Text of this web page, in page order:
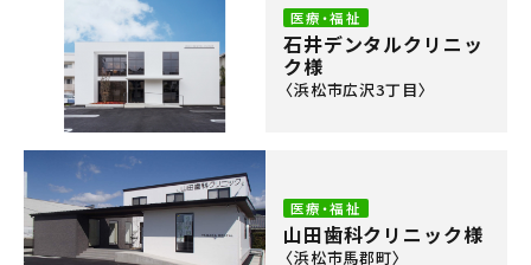
医療・福祉
石井デンタルクリニッ
ク様
〈浜松市広沢3丁目〉
医療・福祉
山田歯科クリニック様
〈浜松市馬郡町〉